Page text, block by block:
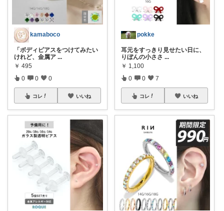
kamaboco
「ボディピアスをつけてみたい
けれど、金属ア ...
￥ 495
0 0 0
コレ いいね
pokke
耳元をすっきり見せたい日に、
りぼんの小ささ ...
￥ 1,100
0 0 7
コレ いいね